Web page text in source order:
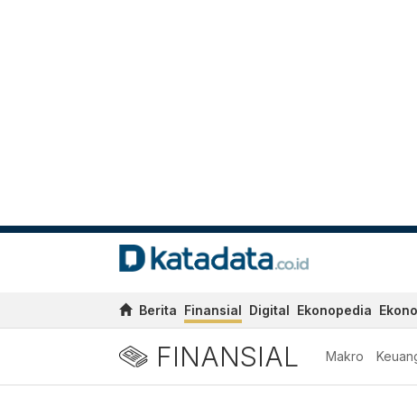
Berita Finansial Digital Ekonopedia
FINANSIAL Makro